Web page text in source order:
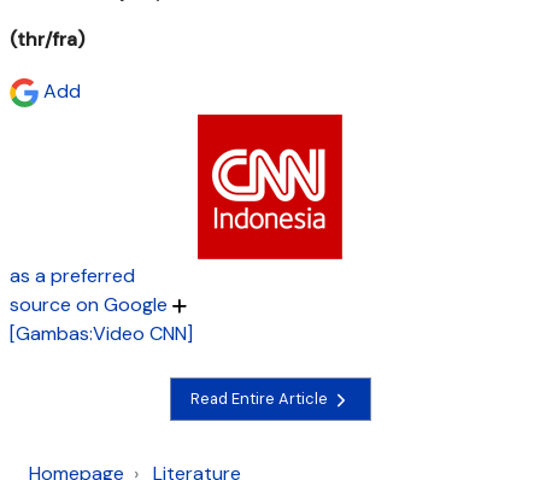
(thr/fra)
Add
as a preferred
source on Google
[Gambas:Video CNN]
Read Entire Article
Homepage Literature